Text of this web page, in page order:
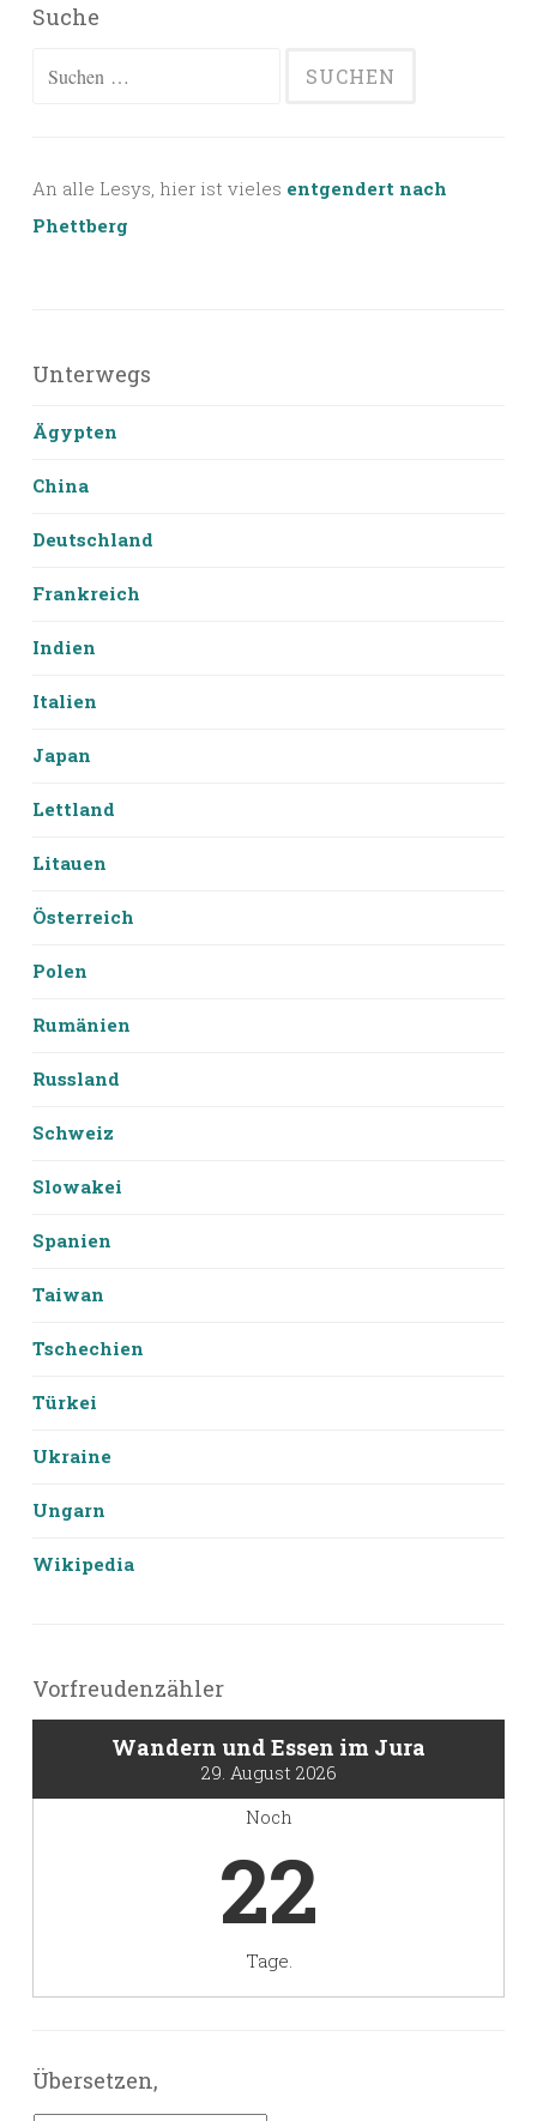
Suche
Suchen
An alle Lesys, hier ist vieles entgendert nach
Phettberg
Unterwegs
Ägypten
China
Deutschland
Frankreich
Indien
Italien
Japan
Lettland
Litauen
Österreich
Polen
Rumänien
Russland
Schweiz
Slowakei
Spanien
Taiwan
Tschechien
Türkei
Ukraine
Ungarn
Wikipedia
Vorfreudenzähler
Wandern und Essen im Jura
29. August 2026
Noch
22
Tage.
Übersetzen,